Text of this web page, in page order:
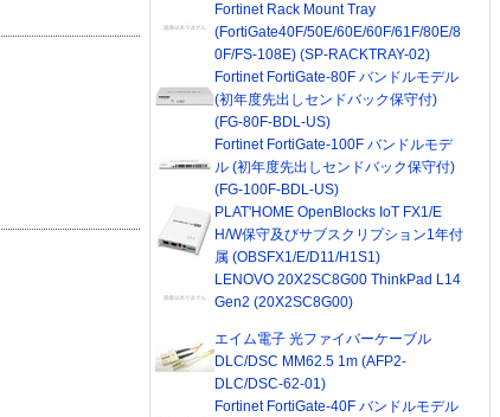
Fortinet Rack Mount Tray
(FortiGate40F/50E/60E/60F/61F/80E/8
0F/FS-108E) (SP-RACKTRAY-02)
Fortinet FortiGate-80F バンドルモデル
(初年度先出しセンドバック保守付)
(FG-80F-BDL-US)
Fortinet FortiGate-100F バンドルモデ
ル (初年度先出しセンドバック保守付)
(FG-100F-BDL-US)
PLAT'HOME OpenBlocks IoT FX1/E
H/W保守及びサブスクリプション1年付
属 (OBSFX1/E/D11/H1S1)
LENOVO 20X2SC8G00 ThinkPad L14
Gen2 (20X2SC8G00)
エイム電子 光ファイバーケーブル
DLC/DSC MM62.5 1m (AFP2-
DLC/DSC-62-01)
Fortinet FortiGate-40F バンドルモデル